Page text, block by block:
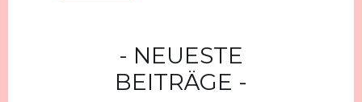
NEUESTE
BEITRÄGE